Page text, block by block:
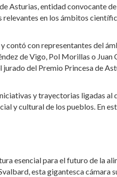
Asturias, entidad convocante
en los ámbitos
contó con representantes del
de Vigo, Pol Morillas o Juan
del Premio Princesa de
y trayectorias ligadas al
y cultural de los pueblos. En
esencial para el futuro de la
esta gigantesca cámara